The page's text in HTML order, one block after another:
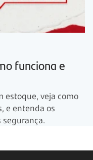
funciona e
estoque, veja como
e entenda os
segurança.